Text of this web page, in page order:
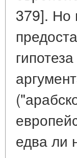
379]. Но
едва ли